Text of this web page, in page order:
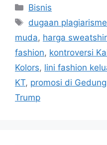
Categories
Bisnis
Tags
dugaan
muda, harga
fashion, kontroversi
Kolors, lini fashion
KT, promosi di
Trump